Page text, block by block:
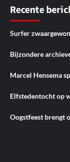
Recente
Surfer
Bijzondere
Marcel Hensema
Elfstedentocht op
Oogstfeest brengt